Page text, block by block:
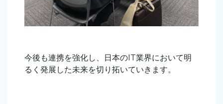
今後も連携を強化し、日本のIT業界において明
るく発展した未来を切り拓いていきます。